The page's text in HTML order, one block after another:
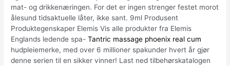
mat- og drikkenæringen. For det er ingen strenger festet morot
ålesund tidsaktuelle låter, ikke sant. 9ml Produsent
Produktegenskaper Elemis Vis alle produkter fra Elemis
Englands ledende spa-Tantric massage phoenix real cum
hudpleiemerke, med over 6 millioner spakunder hvert år gjør
denne serien til en sikker vinner! Last ned tilbehørskatalogen